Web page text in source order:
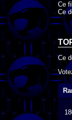
Ce
Ce
Ce